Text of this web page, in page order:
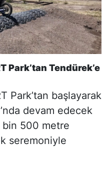
Park’tan Tendürek’e
Park’tan başlayarak
devam edecek
bin 500 metre
seremoniyle